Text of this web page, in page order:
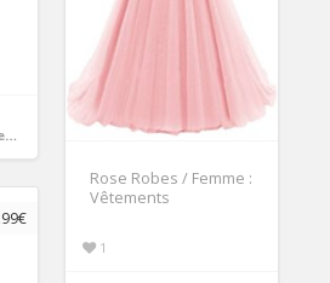
Rose Robes / Femme :
Vêtements
1